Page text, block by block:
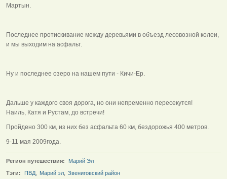
Мартын.
Последнее протискивание между деревьями в объезд лесовозной колеи,
и мы выходим на асфальт.
Ну и последнее озеро на нашем пути - Кичи-Ер.
Дальше у каждого своя дорога, но они непременно пересекутся!
Наиль, Катя и Рустам, до встречи!
Пройдено 300 км, из них без асфальта 60 км, бездорожья 400 метров.
9-11 мая 2009года.
Регион путешествия:
Марий Эл
Тэги:
ПВД Марий эл Звениговский район